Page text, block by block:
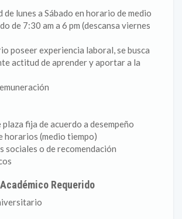
lunes a Sábado en horario de medio
de 7:30 am a 6 pm (descansa viernes
poseer experiencia laboral, se busca
actitud de aprender y aportar a la
fija de acuerdo a desempeño
horarios (medio tiempo)
sociales o de recomendación
Requerido